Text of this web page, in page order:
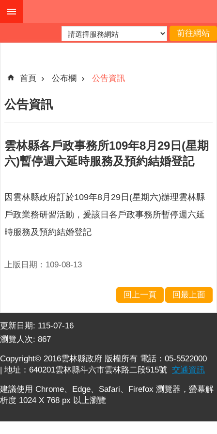
跳到主要內容區塊
階
本
縣
所
服
地
公
布
便
民
統
計
資
訊
法
令
規
章
首頁 公布欄 公告資訊
公告資訊
雲林縣各戶政事務所109年8月29日(星期
六)暫停週六延時服務及預約結婚登記
因雲林縣政府訂於109年8月29日(星期六)辦理雲林縣
戶政業務研習活動，爰該日各戶政事務所暫停週六延
時服務及預約結婚登記
上版日期：109-08-13
回上一頁 回最上面
更新日期: 115-07-16
瀏覽人次: 867
Copyright© 2016雲林縣政府 版權所有 電話：05-5522000
| 地址：640201雲林縣斗六市雲林路二段515號 交通資訊
建議使用 Chrome、Edge、Safari、Firefox 瀏覽器，螢幕解
析度 1024 X 768 px 以上瀏覽